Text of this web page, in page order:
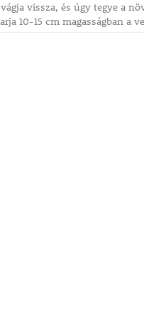
vissza, és úgy tegye a
10-15 cm magasságban a